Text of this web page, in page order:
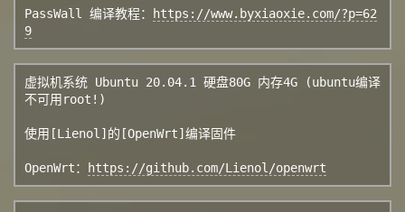
PassWall 编译教程： https://www.byxiaoxie.com/?p=62
9
虚拟机系统 Ubuntu 20.04.1 硬盘80G 内存4G (ubuntu编译
不可用root!)
使用[Lienol]的[OpenWrt]编译固件
OpenWrt： https://github.com/Lienol/openwrt